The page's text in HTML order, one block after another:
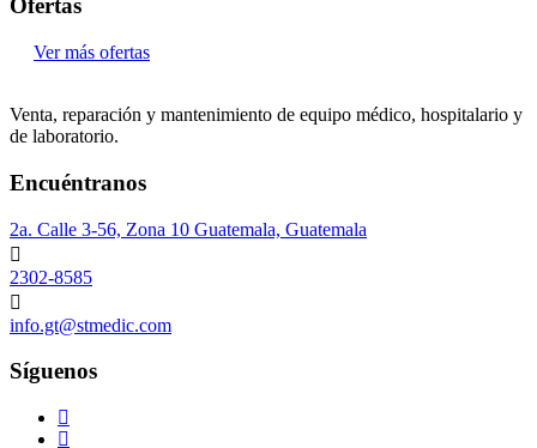
Ofertas
Ver más ofertas
Venta, reparación y mantenimiento de equipo médico, hospitalario y
de laboratorio.
Encuéntranos
2a. Calle 3-56, Zona 10 Guatemala, Guatemala
2302-8585
info.gt@stmedic.com
Síguenos